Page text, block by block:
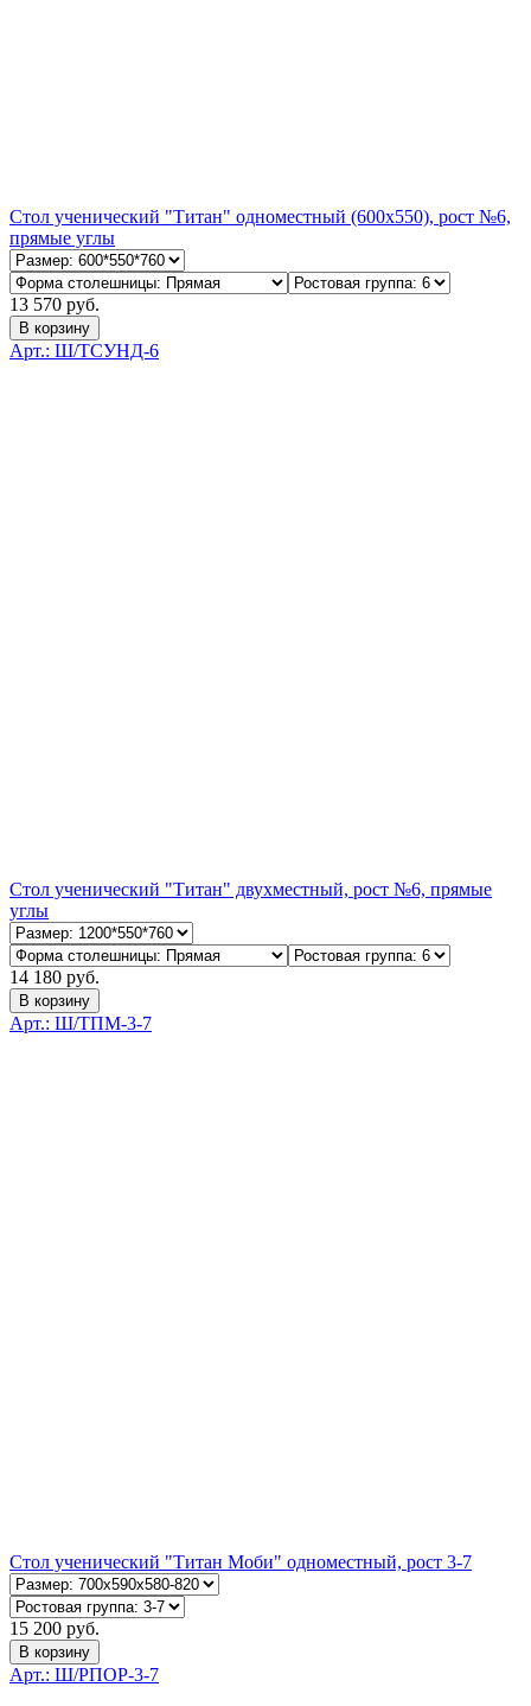
Стол ученический "Титан" одноместный (600х550), рост №6,
прямые углы
13 570 руб.
В корзину
Арт.: Ш/ТСУНД-6
Стол ученический "Титан" двухместный, рост №6, прямые
углы
14 180 руб.
В корзину
Арт.: Ш/ТПМ-3-7
Стол ученический "Титан Моби" одноместный, рост 3-7
15 200 руб.
В корзину
Арт.: Ш/РПОР-3-7